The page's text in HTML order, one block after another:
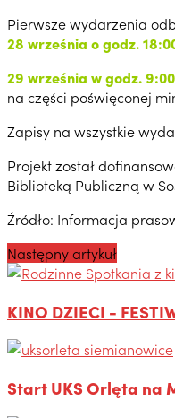
Pierwsze wydarzenia
28 września o godz.
29 września w godz.
na części poświęconej
Zapisy na wszystkie
Projekt został
Biblioteką Publiczną w
Źródło: Informacja
Następny artykuł
KINO DZIECI -
Start UKS Orlęta na